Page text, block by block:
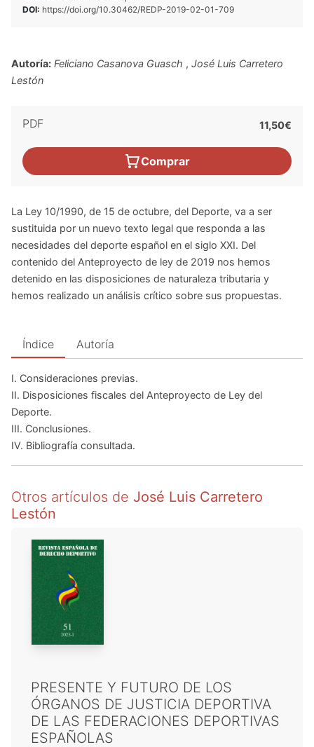
DOI: https://doi.org/10.30462/REDP-2019-02-01-709
Autoría: Feliciano Casanova Guasch , José Luis Carretero
Lestón
PDF 11,50€
Comprar
La Ley 10/1990, de 15 de octubre, del Deporte, va a ser
sustituida por un nuevo texto legal que responda a las
necesidades del deporte español en el siglo XXI. Del
contenido del Anteproyecto de ley de 2019 nos hemos
detenido en las disposiciones de naturaleza tributaria y
hemos realizado un análisis crítico sobre sus propuestas.
Índice Autoría
I. Consideraciones previas.
II. Disposiciones fiscales del Anteproyecto de Ley del
Deporte.
III. Conclusiones.
IV. Bibliografía consultada.
Otros artículos de José Luis Carretero
Lestón
PRESENTE Y FUTURO DE LOS
ÓRGANOS DE JUSTICIA DEPORTIVA
DE LAS FEDERACIONES DEPORTIVAS
ESPAÑOLAS